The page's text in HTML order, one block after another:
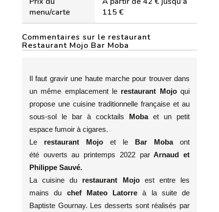
menu/carte
115 €
Commentaires sur le restaurant
Restaurant Mojo Bar Moba
Il faut gravir une haute marche pour trouver dans
un même emplacement le restaurant Mojo qui
propose une cuisine traditionnelle française et au
sous-sol le bar à cocktails Moba et un petit
espace fumoir à cigares.
Le restaurant Mojo et le Bar Moba ont
été ouverts au printemps 2022 parArnaud et
Philippe Sauvé.
La cuisine du restaurant Mojo est entre les
mains du chef Mateo Latorreà la suite de
Baptiste Gournay. Les desserts sont réalisés par